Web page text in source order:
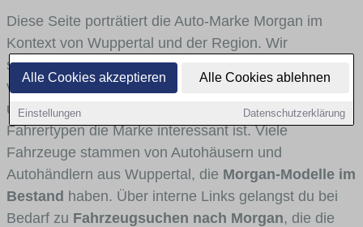
Alle Cookies akzeptieren Alle Cookies ablehnen
Einstellungen Datenschutzerklärung
Diese Seite porträtiert die Auto-Marke Morgan im
Kontext von Wuppertal und der Region. Wir
skizzieren, in welchen Fahrzeugklassen Morgan stark
vertreten ist, welche Modellreihen häufig im Stadt-
und Umlandverkehr zu sehen sind und für welche
Fahrertypen die Marke interessant ist. Viele
Fahrzeuge stammen von Autohäusern und
Autohändlern aus Wuppertal, die Morgan-Modelle im
Bestand haben. Über interne Links gelangst du bei
Bedarf zu Fahrzeugsuchen nach Morgan, die die